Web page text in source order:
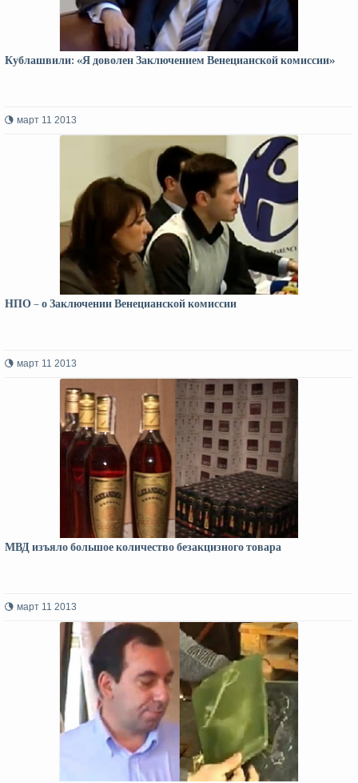
Кублашвили: «Я доволен Заключением Венецианской комиссии»
март 11 2013
НПО – о Заключении Венецианской комиссии
март 11 2013
МВД изъяло большое количество безакцизного товара
март 11 2013